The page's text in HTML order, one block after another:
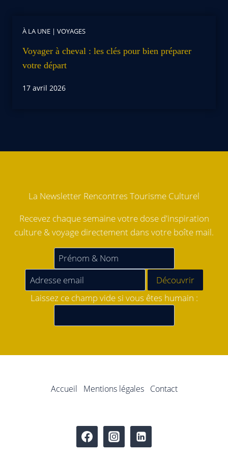
À LA UNE | VOYAGES
Voyager à cheval : les clés pour bien préparer
votre départ
17 avril 2026
La Newsletter Rencontres Tourisme Culturel
Recevez chaque semaine votre dose d'inspiration
culture & voyage directement dans votre boîte mail.
Laissez ce champ vide si vous êtes humain :
Accueil Mentions légales Contact